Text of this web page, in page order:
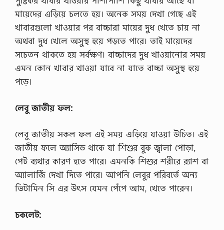
মায়েদের এড়িয়ে চলতে হয়। অনেক সময় দেখা গেছে এই
খাবারগুলো খাওয়ার পর বাচ্চারা মায়ের দুধ খেতে চায় না
অথবা দুধ খেলে অসুস্থ হয়ে পড়তে পারে। তাই মায়েদের
সচেতন থাকতে হয় সর্বক্ষণ। বাচ্চাদের দুধ খাওয়ানোর সময়
এমন কোন খাবার খাওয়া যাবে না যাতে বাচ্চা অসুস্থ হয়ে
পড়ে।
লেবু জাতীয় ফল:
লেবু জাতীয় সকল ফল এই সময় এড়িয়ে যাওয়া উচিত। এই
জাতীয় ফলে অ্যাসিড থাকে যা শিশুর বুক জ্বালা পোড়া,
পেট ব্যথার কারণ হতে পারে। এমনকি শিশুর শরীরে র‍্যাশ বা
অ্যালার্জি দেখা দিতে পারে। আপনি লেবুর পরিবর্তে অন্য
ভিটামিন সি এর উৎস যেমন পেঁপে আম, খেতে পারেন।
চকলেট: